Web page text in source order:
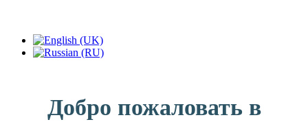
Добро пожаловать в